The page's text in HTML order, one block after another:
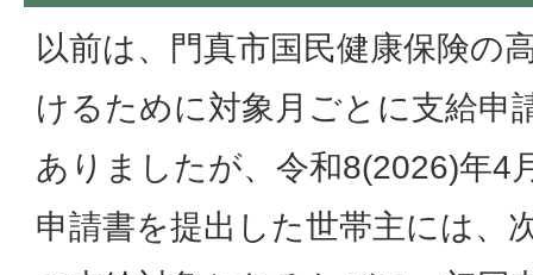
以前は、門真市国民健康保険の
けるために対象月ごとに支給申
ありましたが、令和8(2026)年4
申請書を提出した世帯主には、